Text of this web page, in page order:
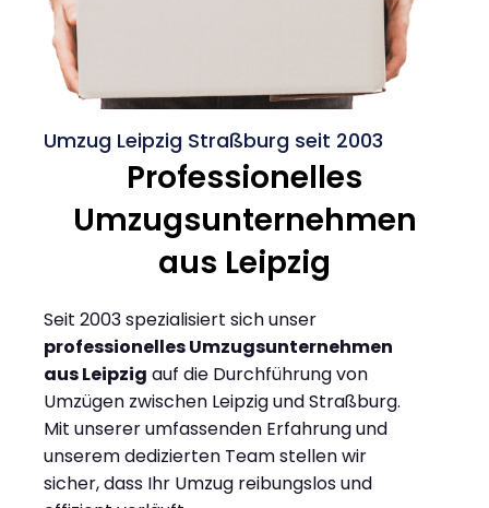
Umzug Leipzig Straßburg seit 2003
Professionelles
Umzugsunternehmen
aus Leipzig
Seit 2003 spezialisiert sich unser
professionelles Umzugsunternehmen
aus Leipzig auf die Durchführung von
Umzügen zwischen Leipzig und Straßburg.
Mit unserer umfassenden Erfahrung und
unserem dedizierten Team stellen wir
sicher, dass Ihr Umzug reibungslos und